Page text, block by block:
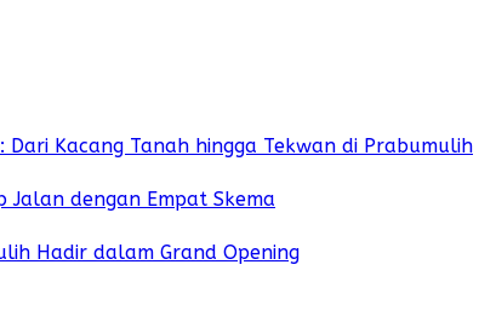
Kacang Tanah hingga Tekwan di Prabumulih
Jalan dengan Empat Skema
Hadir dalam Grand Opening